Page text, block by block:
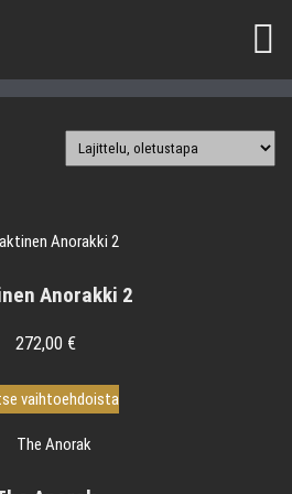
Anorakki 2
272,00 €
vaihtoehdoista
Tällä
tuotteella